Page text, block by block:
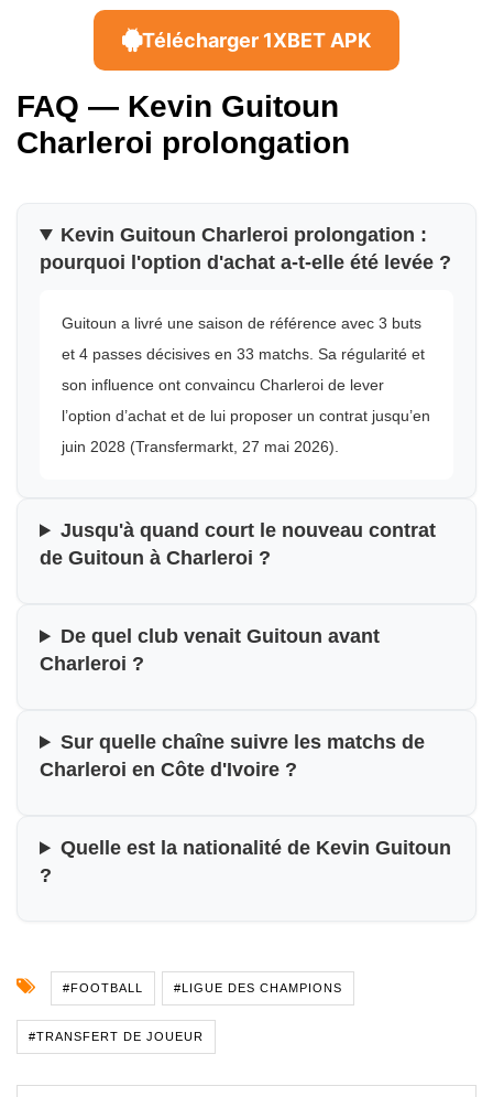
Télécharger 1XBET APK
FAQ — Kevin Guitoun
Charleroi prolongation
Kevin Guitoun Charleroi prolongation :
pourquoi l'option d'achat a-t-elle été levée ?
Guitoun a livré une saison de référence avec 3 buts
et 4 passes décisives en 33 matchs. Sa régularité et
son influence ont convaincu Charleroi de lever
l’option d’achat et de lui proposer un contrat jusqu’en
juin 2028 (Transfermarkt, 27 mai 2026).
Jusqu'à quand court le nouveau contrat
de Guitoun à Charleroi ?
De quel club venait Guitoun avant
Charleroi ?
Sur quelle chaîne suivre les matchs de
Charleroi en Côte d'Ivoire ?
Quelle est la nationalité de Kevin Guitoun
?
#FOOTBALL #LIGUE DES CHAMPIONS
#TRANSFERT DE JOUEUR